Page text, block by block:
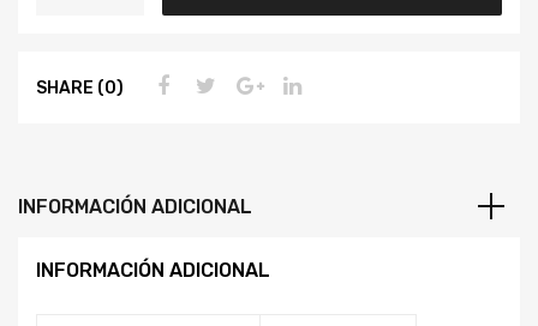
SHARE (0)
INFORMACIÓN ADICIONAL
INFORMACIÓN ADICIONAL